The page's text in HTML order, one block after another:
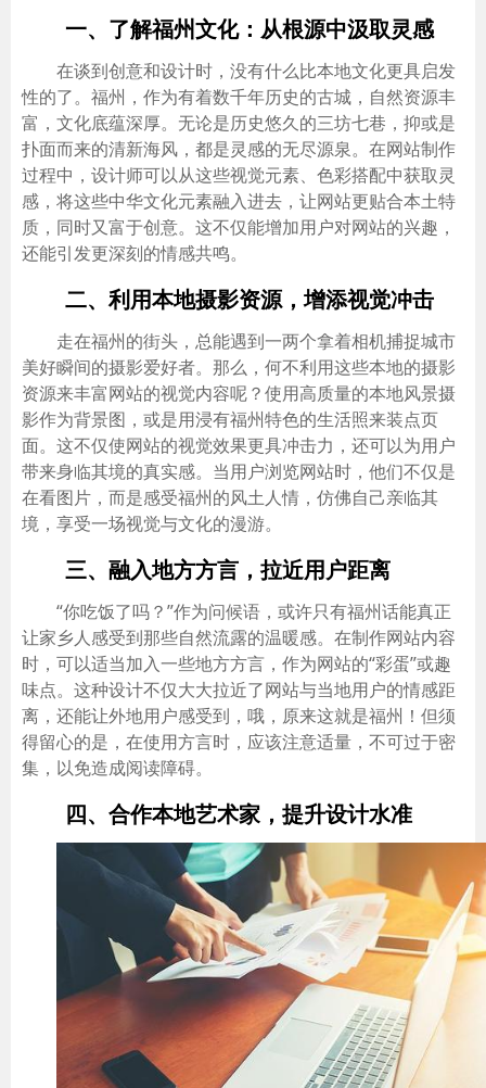
一、了解福州文化：从根源中汲取灵感
在谈到创意和设计时，没有什么比本地文化更具启发
性的了。福州，作为有着数千年历史的古城，自然资源丰
富，文化底蕴深厚。无论是历史悠久的三坊七巷，抑或是
扑面而来的清新海风，都是灵感的无尽源泉。在网站制作
过程中，设计师可以从这些视觉元素、色彩搭配中获取灵
感，将这些中华文化元素融入进去，让网站更贴合本土特
质，同时又富于创意。这不仅能增加用户对网站的兴趣，
还能引发更深刻的情感共鸣。
二、利用本地摄影资源，增添视觉冲击
走在福州的街头，总能遇到一两个拿着相机捕捉城市
美好瞬间的摄影爱好者。那么，何不利用这些本地的摄影
资源来丰富网站的视觉内容呢？使用高质量的本地风景摄
影作为背景图，或是用浸有福州特色的生活照来装点页
面。这不仅使网站的视觉效果更具冲击力，还可以为用户
带来身临其境的真实感。当用户浏览网站时，他们不仅是
在看图片，而是感受福州的风土人情，仿佛自己亲临其
境，享受一场视觉与文化的漫游。
三、融入地方方言，拉近用户距离
“你吃饭了吗？”作为问候语，或许只有福州话能真正
让家乡人感受到那些自然流露的温暖感。在制作网站内容
时，可以适当加入一些地方方言，作为网站的“彩蛋”或趣
味点。这种设计不仅大大拉近了网站与当地用户的情感距
离，还能让外地用户感受到，哦，原来这就是福州！但须
得留心的是，在使用方言时，应该注意适量，不可过于密
集，以免造成阅读障碍。
四、合作本地艺术家，提升设计水准